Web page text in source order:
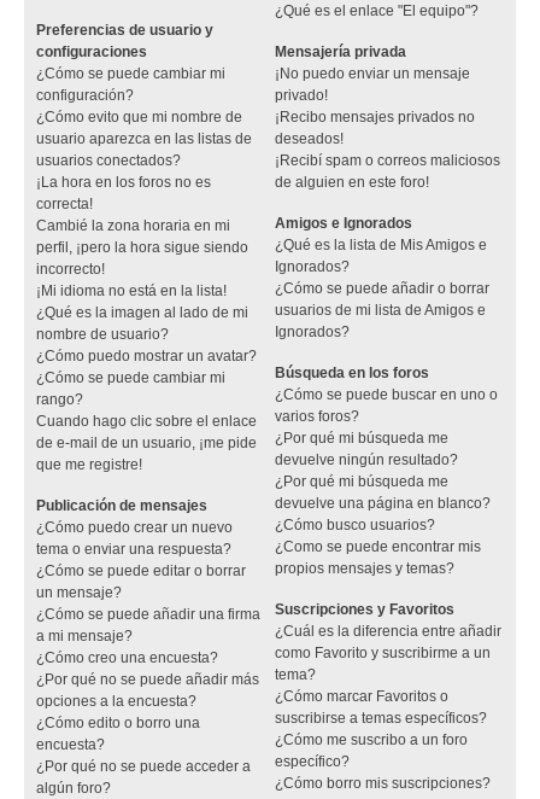
Preferencias de usuario y
configuraciones
¿Cómo se puede cambiar mi
configuración?
¿Cómo evito que mi nombre de
usuario aparezca en las listas de
usuarios conectados?
¡La hora en los foros no es
correcta!
Cambié la zona horaria en mi
perfil, ¡pero la hora sigue siendo
incorrecto!
¡Mi idioma no está en la lista!
¿Qué es la imagen al lado de mi
nombre de usuario?
¿Cómo puedo mostrar un avatar?
¿Cómo se puede cambiar mi
rango?
Cuando hago clic sobre el enlace
de e-mail de un usuario, ¡me pide
que me registre!
Publicación de mensajes
¿Cómo puedo crear un nuevo
tema o enviar una respuesta?
¿Cómo se puede editar o borrar
un mensaje?
¿Cómo se puede añadir una firma
a mi mensaje?
¿Cómo creo una encuesta?
¿Por qué no se puede añadir más
opciones a la encuesta?
¿Cómo edito o borro una
encuesta?
¿Por qué no se puede acceder a
algún foro?
¿Qué es el enlace "El equipo"?
Mensajería privada
¡No puedo enviar un mensaje
privado!
¡Recibo mensajes privados no
deseados!
¡Recibí spam o correos maliciosos
de alguien en este foro!
Amigos e Ignorados
¿Qué es la lista de Mis Amigos e
Ignorados?
¿Cómo se puede añadir o borrar
usuarios de mi lista de Amigos e
Ignorados?
Búsqueda en los foros
¿Cómo se puede buscar en uno o
varios foros?
¿Por qué mi búsqueda me
devuelve ningún resultado?
¿Por qué mi búsqueda me
devuelve una página en blanco?
¿Cómo busco usuarios?
¿Como se puede encontrar mis
propios mensajes y temas?
Suscripciones y Favoritos
¿Cuál es la diferencia entre añadir
como Favorito y suscribirme a un
tema?
¿Cómo marcar Favoritos o
suscribirse a temas específicos?
¿Cómo me suscribo a un foro
específico?
¿Cómo borro mis suscripciones?